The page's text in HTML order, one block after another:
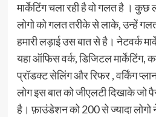
मार्केटिंग चला रही है वो गलत है । कुछ
लोगो को गलत तरीके से लाके, उन्हें
हमारी लड़ाई उस बात से है। नेटवर्क
यहा ऑफिस वर्क, डिजिटल मार्केटिंग,
प्रॉडक्ट सेलिंग और रिफर , वर्किंग
लोग इस बात को जीएलटी दिखाके जो
है। फ़ाउंडेशन को 200 से ज्यादा लोगो